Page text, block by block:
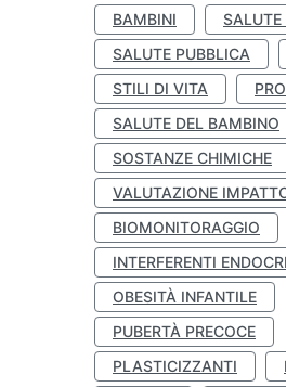
BAMBINI
SALUTE PUBBLICA
STILI DI VITA
SALUTE DEL BAMBINO
SOSTANZE CHIMICHE
VALUTAZIONE
BIOMONITORAGGIO
INTERFERENTI
OBESITÀ INFANTILE
PUBERTÀ PRECOCE
PLASTICIZZANTI